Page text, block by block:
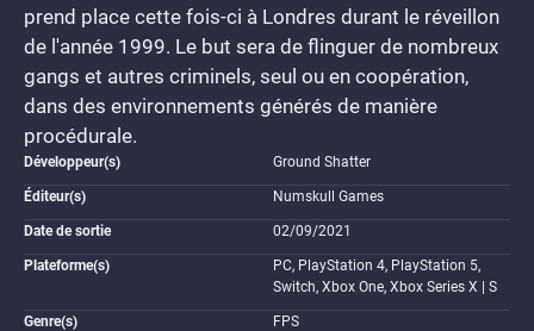
prend place cette fois-ci à Londres durant le réveillon
de l'année 1999. Le but sera de flinguer de nombreux
gangs et autres criminels, seul ou en coopération,
dans des environnements générés de manière
procédurale.
Développeur(s) Ground Shatter
Éditeur(s) Numskull Games
Date de sortie 02/09/2021
Plateforme(s)
PC, PlayStation 4, PlayStation 5,
Switch, Xbox One, Xbox Series X | S
Genre(s) FPS